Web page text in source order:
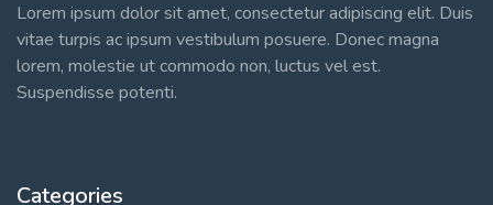
Lorem ipsum dolor sit amet, consectetur adipiscing elit. Duis
vitae turpis ac ipsum vestibulum posuere. Donec magna
lorem, molestie ut commodo non, luctus vel est.
Suspendisse potenti.
Categories